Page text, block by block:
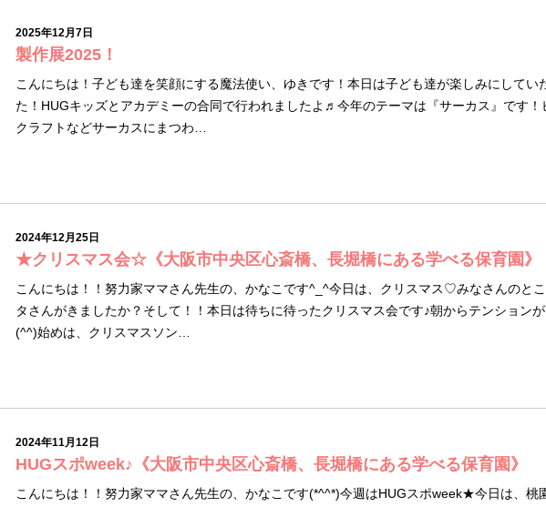
2025年12月7日
製作展2025！
こんにちは！子ども達を笑顔にする魔法使い、ゆきです！本日は子ども達が楽しみにしてい
た！HUGキッズとアカデミーの合同で行われましたよ♬今年のテーマは『サーカス』です！
クラフトなどサーカスにまつわ…
2024年12月25日
★クリスマス会☆《大阪市中央区心斎橋、長堀橋にある学べる保育園》
こんにちは！！努力家ママさん先生の、かなこです^_^今日は、クリスマス♡みなさんのと
タさんがきましたか？そして！！本日は待ちに待ったクリスマス会です♪朝からテンション
(^^)始めは、クリスマスソン…
2024年11月12日
HUGスポweek♪《大阪市中央区心斎橋、長堀橋にある学べる保育園》
こんにちは！！努力家ママさん先生の、かなこです(*^^*)今週はHUGスポweek★今日は、桃